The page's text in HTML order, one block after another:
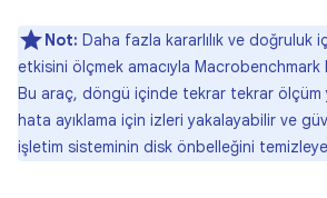
Not: Daha fazla kararlılık ve doğruluk
etkisini ölçmek amacıyla Macrobenchmark
Bu araç, döngü içinde tekrar tekrar
hata ayıklama için izleri yakalayabilir ve
işletim sisteminin disk önbelleğini